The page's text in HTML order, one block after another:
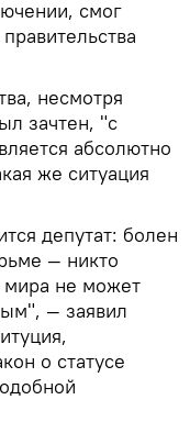
смог
несмотря
зачтен, "с
абсолютно
же ситуация
депутат: болен
— никто
мира не может
— заявил
о статусе